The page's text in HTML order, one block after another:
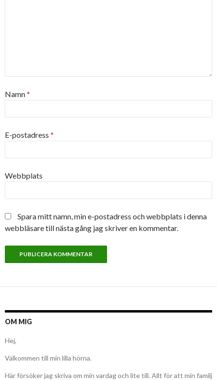
Namn*
E-postadress *
Webbplats
Spara mitt namn, min e-postadress och webbplats i denna
webbläsare till nästa gång jag skriver en kommentar.
OM MIG
Hej,
Välkommen till min lilla hörna.
Här försöker jag skriva om min vardag och lite till. Allt för att min familj